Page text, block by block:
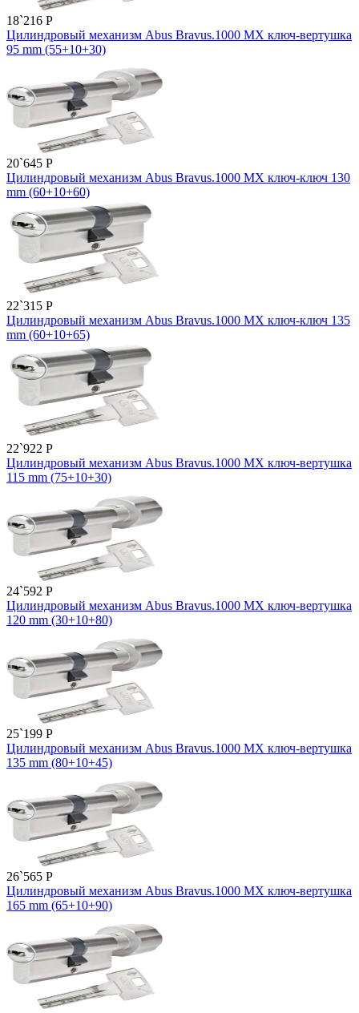
18`216 P
Цилиндровый механизм Abus Bravus.1000 MX ключ-вертушка
95 mm (55+10+30)
20`645 P
Цилиндровый механизм Abus Bravus.1000 MX ключ-ключ 130
mm (60+10+60)
22`315 P
Цилиндровый механизм Abus Bravus.1000 MX ключ-ключ 135
mm (60+10+65)
22`922 P
Цилиндровый механизм Abus Bravus.1000 MX ключ-вертушка
115 mm (75+10+30)
24`592 P
Цилиндровый механизм Abus Bravus.1000 MX ключ-вертушка
120 mm (30+10+80)
25`199 P
Цилиндровый механизм Abus Bravus.1000 MX ключ-вертушка
135 mm (80+10+45)
26`565 P
Цилиндровый механизм Abus Bravus.1000 MX ключ-вертушка
165 mm (65+10+90)